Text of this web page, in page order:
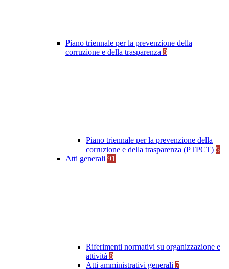
Piano triennale per la prevenzione della
corruzione e della trasparenza 8
Piano triennale per la prevenzione della
corruzione e della trasparenza (PTPCT) 5
Atti generali 91
Riferimenti normativi su organizzazione e
attività 8
Atti amministrativi generali 7